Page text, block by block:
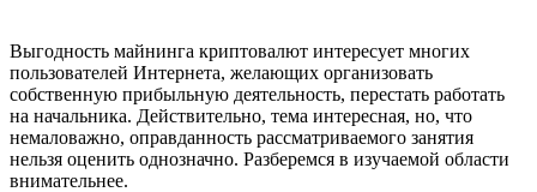
Выгодность майнинга криптовалют интересует многих
пользователей Интернета, желающих организовать
собственную прибыльную деятельность, перестать работать
на начальника. Действительно, тема интересная, но, что
немаловажно, оправданность рассматриваемого занятия
нельзя оценить однозначно. Разберемся в изучаемой области
внимательнее.